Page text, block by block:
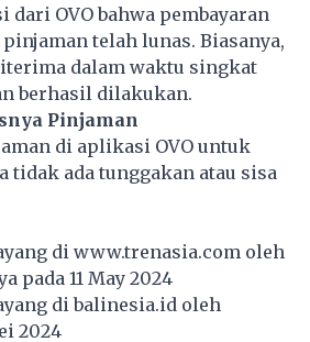
OVO bahwa pembayaran
telah lunas. Biasanya,
dalam waktu singkat
berhasil dilakukan.
Pinjaman
di aplikasi OVO untuk
tidak ada tunggakan atau sisa
di www.trenasia.com oleh
pada 11 May 2024
dibalinesia.id oleh
2024